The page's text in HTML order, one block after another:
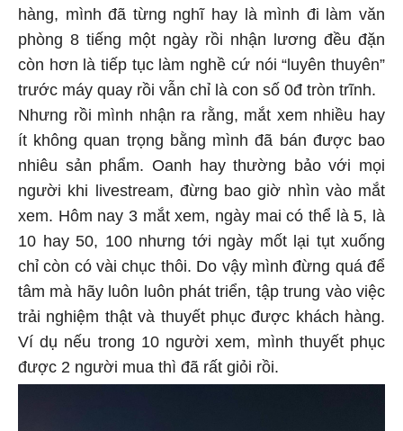
hàng, mình đã từng nghĩ hay là mình đi làm văn
phòng 8 tiếng một ngày rồi nhận lương đều đặn
còn hơn là tiếp tục làm nghề cứ nói “luyên thuyên”
trước máy quay rồi vẫn chỉ là con số 0đ tròn trĩnh.
Nhưng rồi mình nhận ra rằng, mắt xem nhiều hay
ít không quan trọng bằng mình đã bán được bao
nhiêu sản phẩm. Oanh hay thường bảo với mọi
người khi livestream, đừng bao giờ nhìn vào mắt
xem. Hôm nay 3 mắt xem, ngày mai có thể là 5, là
10 hay 50, 100 nhưng tới ngày mốt lại tụt xuống
chỉ còn có vài chục thôi. Do vậy mình đừng quá để
tâm mà hãy luôn luôn phát triển, tập trung vào việc
trải nghiệm thật và thuyết phục được khách hàng.
Ví dụ nếu trong 10 người xem, mình thuyết phục
được 2 người mua thì đã rất giỏi rồi.